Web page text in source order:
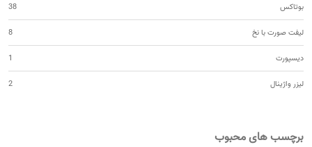
بوتاکس 38
لیفت صورت با نخ 8
دیسپورت 1
لیزر واژینال 2
برچسب های محبوب